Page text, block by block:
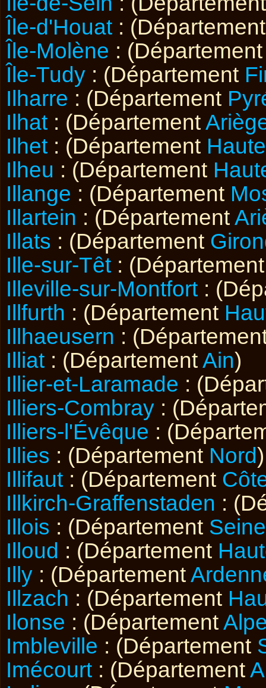
Île-d'Houat :
Île-Molène :
Île-Tudy : (Département
Ilharre : (Département
Ilhat : (Département
Ilhet : (Département
Ilheu : (Département
Illange : (Département
Illartein : (Département
Illats : (Département
Ille-sur-Têt :
Illeville-sur-Montfort :
Illfurth : (Département
Illhaeusern :
Illiat : (DépartementAin)
Illier-et-Laramade :
Illiers-Combray :
Illiers-l'Évêque :
Illies : (Département Nord)
Illifaut : (Département
Illkirch-Graffenstaden :
Illois : (Département
Illoud : (Département
Illy : (Département
Illzach : (Département
Ilonse : (Département
Imbleville : (Département
Imécourt : (Département